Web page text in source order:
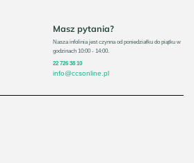
Masz pytania?
Nasza infolinia jest czynna od poniedziałku do piątku w
godzinach 10:00 - 14:00.
22 726 38 10
info@ccsonline.pl